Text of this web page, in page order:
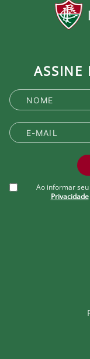
ASSINE
Ao informar
Privacidade